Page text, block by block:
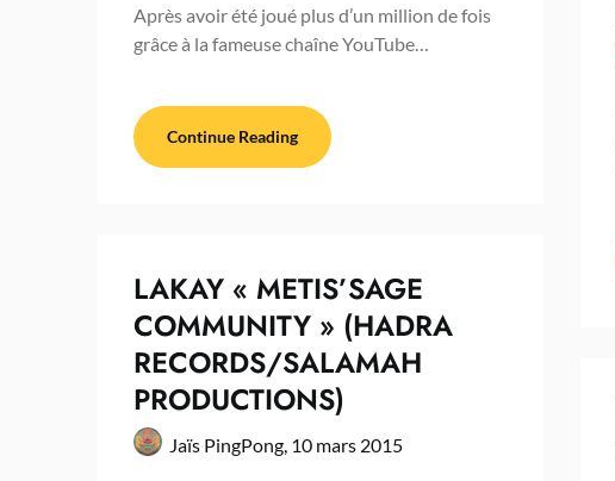
Après avoir été joué plus d’un million de fois
grâce à la fameuse chaîne YouTube…
Continue Reading
LAKAY « METIS’SAGE
COMMUNITY » (HADRA
RECORDS/SALAMAH
PRODUCTIONS)
Jaïs PingPong, 10 mars 2015